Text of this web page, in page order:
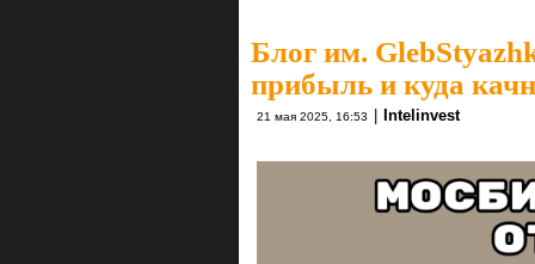
Блог им.
прибыль и куда
21 мая 2025, 16:53 | Intelinvest